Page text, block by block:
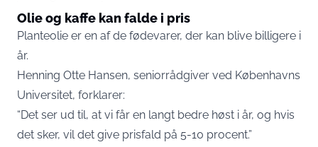
Olie og kaffe kan falde i pris
Planteolie er en af de fødevarer, der kan blive billigere i
år.
Henning Otte Hansen, seniorrådgiver ved Københavns
Universitet, forklarer:
“Det ser ud til, at vi får en langt bedre høst i år, og hvis
det sker, vil det give prisfald på 5-10 procent.”